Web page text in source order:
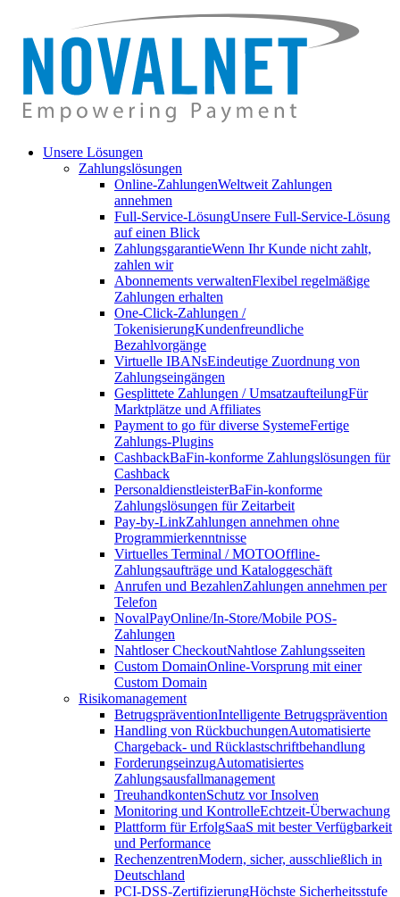
Unsere Lösungen
Zahlungslösungen
Online-ZahlungenWeltweit Zahlungen
annehmen
Full-Service-LösungUnsere Full-Service-Lösung
auf einen Blick
ZahlungsgarantieWenn Ihr Kunde nicht zahlt,
zahlen wir
Abonnements verwaltenFlexibel regelmäßige
Zahlungen erhalten
One-Click-Zahlungen /
TokenisierungKundenfreundliche
Bezahlvorgänge
Virtuelle IBANsEindeutige Zuordnung von
Zahlungseingängen
Gesplittete Zahlungen / UmsatzaufteilungFür
Marktplätze und Affiliates
Payment to go für diverse SystemeFertige
Zahlungs-Plugins
CashbackBaFin-konforme Zahlungslösungen für
Cashback
PersonaldienstleisterBaFin-konforme
Zahlungslösungen für Zeitarbeit
Pay-by-LinkZahlungen annehmen ohne
Programmierkenntnisse
Virtuelles Terminal / MOTOOffline-
Zahlungsaufträge und Kataloggeschäft
Anrufen und BezahlenZahlungen annehmen per
Telefon
NovalPayOnline/In-Store/Mobile POS-
Zahlungen
Nahtloser CheckoutNahtlose Zahlungsseiten
Custom DomainOnline-Vorsprung mit einer
Custom Domain
Risikomanagement
BetrugspräventionIntelligente Betrugsprävention
Handling von RückbuchungenAutomatisierte
Chargeback- und Rücklastschriftbehandlung
ForderungseinzugAutomatisiertes
Zahlungsausfallmanagement
TreuhandkontenSchutz vor Insolven
Monitoring und KontrolleEchtzeit-Überwachung
Plattform für ErfolgSaaS mit bester Verfügbarkeit
und Performance
RechenzentrenModern, sicher, ausschließlich in
Deutschland
PCI-DSS-ZertifizierungHöchste Sicherheitsstufe